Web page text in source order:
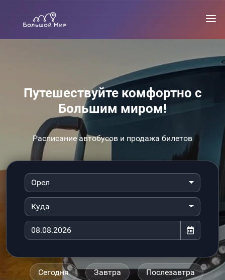
Путешествуйте комфортно с
Большим миром!
Расписание автобусов и продажа билетов
Орел
Куда
Сегодня Завтра Послезавтра